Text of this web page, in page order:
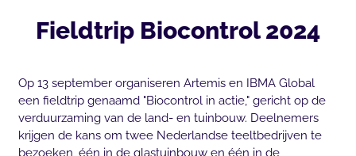
Fieldtrip Biocontrol 2024
Op 13 september organiseren Artemis en IBMA Global
een fieldtrip genaamd "Biocontrol in actie," gericht op de
verduurzaming van de land- en tuinbouw. Deelnemers
krijgen de kans om twee Nederlandse teeltbedrijven te